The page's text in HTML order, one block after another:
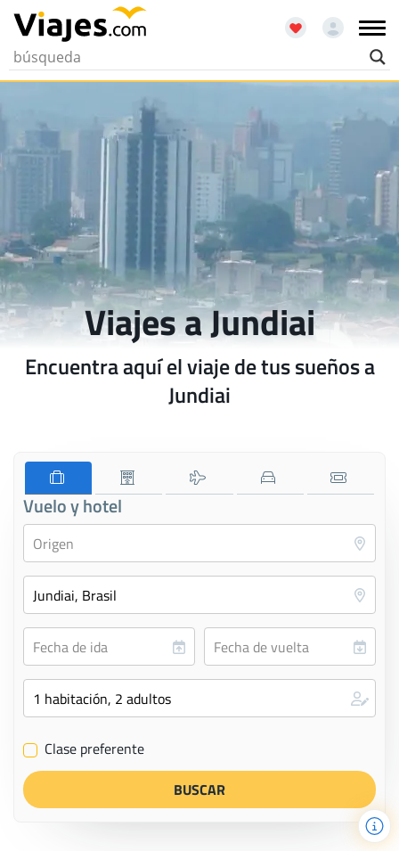
Viajes a Jundiai
Encuentra aquí el viaje de tus sueños a
Jundiai
Vuelo y hotel
✔ Clase preferente